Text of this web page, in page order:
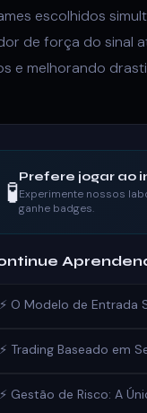
escolhidos
de força do sinal
e melhorando
🧪Prefere jogar ao
Experimente nossos
ganhe badges.
⚡ O Modelo de Entrada
⚡ Trading Baseado em
⚡ Gestão de Risco: A